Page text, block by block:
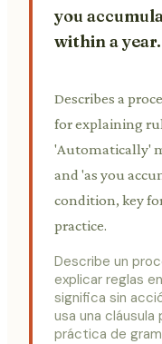
you
within a year.
Describes a
for explaining
'Automatically'
and 'as you
condition, key
practice.
Describe un
explicar reglas
significa sin
usa una cláusula
práctica de